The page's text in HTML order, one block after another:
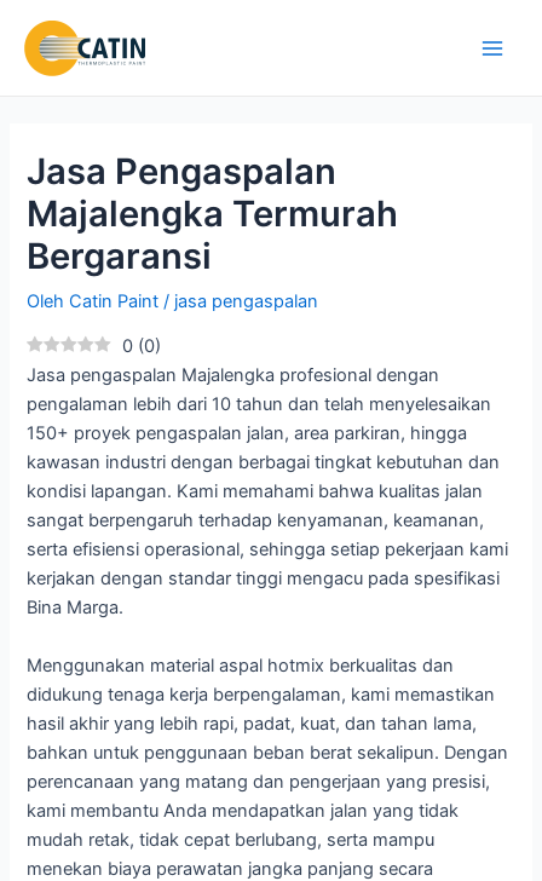
konten
Jasa Pengaspalan
Majalengka Termurah
Bergaransi
OlehCatin Paint/ jasa pengaspalan
0 (0)
Jasa pengaspalan Majalengka profesional dengan
pengalaman lebih dari 10 tahun dan telah menyelesaikan
150+ proyek pengaspalan jalan, area parkiran, hingga
kawasan industri dengan berbagai tingkat kebutuhan dan
kondisi lapangan. Kami memahami bahwa kualitas jalan
sangat berpengaruh terhadap kenyamanan, keamanan,
serta efisiensi operasional, sehingga setiap pekerjaan kami
kerjakan dengan standar tinggi mengacu pada spesifikasi
Bina Marga.
Menggunakan material aspal hotmix berkualitas dan
didukung tenaga kerja berpengalaman, kami memastikan
hasil akhir yang lebih rapi, padat, kuat, dan tahan lama,
bahkan untuk penggunaan beban berat sekalipun. Dengan
perencanaan yang matang dan pengerjaan yang presisi,
kami membantu Anda mendapatkan jalan yang tidak
mudah retak, tidak cepat berlubang, serta mampu
menekan biaya perawatan jangka panjang secara